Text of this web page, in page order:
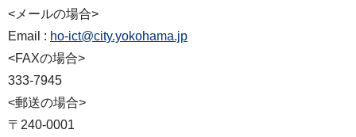
<メールの場合>
Email : ho-ict@city.yokohama.jp
<FAXの場合>
333-7945
<郵送の場合>
〒240-0001